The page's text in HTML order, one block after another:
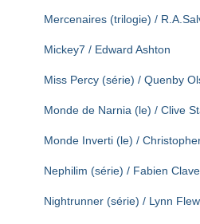
Mercenaires (trilogie) /
Mickey7 / Edward Ashton
Miss Percy (série) / Quenby
Monde de Narnia (le) / Clive
Monde Inverti (le) /
Nephilim (série) / Fabien
Nightrunner (série) / Lynn